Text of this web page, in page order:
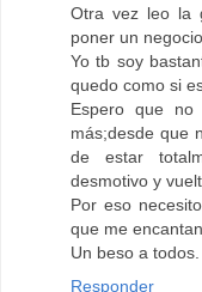
Otra vez leo la
poner un
Yo tb soy
quedo como si
Espero que
más;desde que
de estar
desmotivo y
Por eso
que me encantan.
Un beso a todos.
Responder